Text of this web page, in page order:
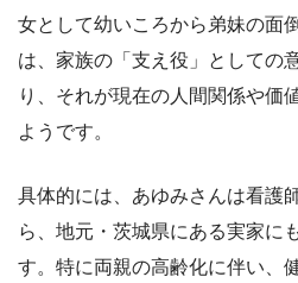
女として幼いころから弟妹の面
は、家族の「支え役」としての
り、それが現在の人間関係や価
ようです。
具体的には、あゆみさんは看護
ら、地元・茨城県にある実家に
す。特に両親の高齢化に伴い、